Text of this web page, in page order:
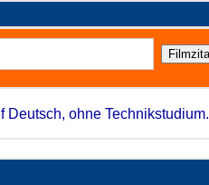
Deutsch, ohne Technikstudium.